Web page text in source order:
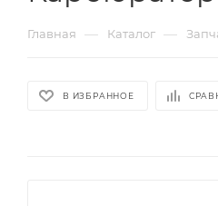
Главная — Каталог —
В ИЗБРАННОЕ